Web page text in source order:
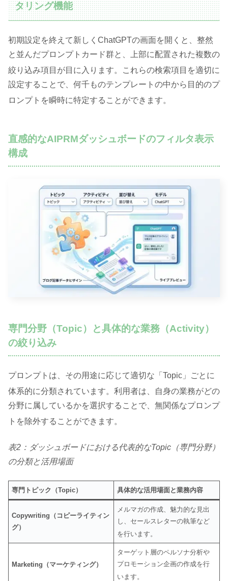
タリング機能
初期設定を終えて新しくChatGPTの画面を開くと、整然
と並んだプロンプトカード群と、上部に配置された複数の
絞り込み項目が目に入ります。これらの検索項目を適切に
設定することで、何千ものテンプレートの中から目的のプ
ロンプトを瞬時に特定することができます。
直感的なAIPRMダッシュボードのフィルタ表示
構成
専門分野（Topic）と具体的な業務（Activity）
の絞り込み
プロンプトは、その用途に応じて適切な「Topic」ごとに
体系的に分類されています。利用者は、自身の業務がどの
分野に属しているかを選択することで、無関係なプロンプ
トを除外することができます。
表2：ダッシュボードにおける代表的なTopic（専門分野）
の分類と活用場面
専門トピック（Topic） 具体的な活用場面と業務内容
Copywriting（コピーライティン
グ）
メルマガの作成、魅力的な見出
し、セールスレターの執筆など
を行います 。
Marketing（マーケティング）
ターゲット層のペルソナ分析や
プロモーション企画の作成を行
います 。